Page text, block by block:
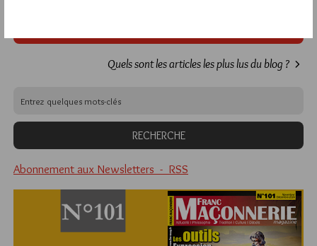
Quels sont les articles les plus lus du blog ?
Abonnement aux Newsletters - RSS